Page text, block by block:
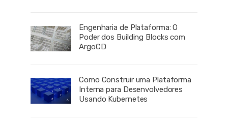
Engenharia de Plataforma: O
Poder dos Building Blocks com
ArgoCD
Como Construir uma Plataforma
Interna para Desenvolvedores
Usando Kubernetes